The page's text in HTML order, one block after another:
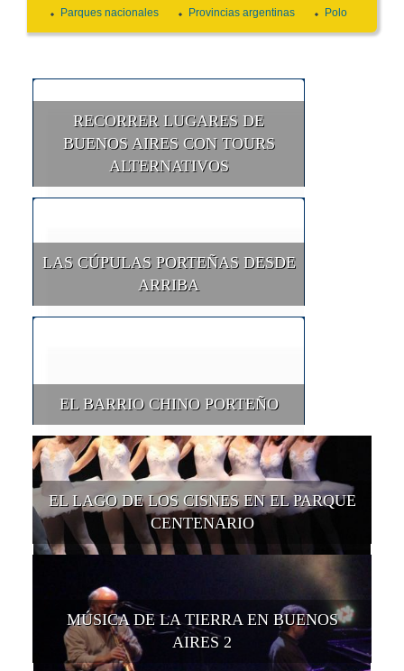
Parques nacionales
Provincias argentinas Polo
RECORRER LUGARES DE
BUENOS AIRES CON TOURS
ALTERNATIVOS
LAS CÚPULAS PORTEÑAS DESDE
ARRIBA
EL BARRIO CHINO PORTEÑO
EL LAGO DE LOS CISNES EN EL PARQUE
CENTENARIO
MÚSICA DE LA TIERRA EN BUENOS
AIRES 2